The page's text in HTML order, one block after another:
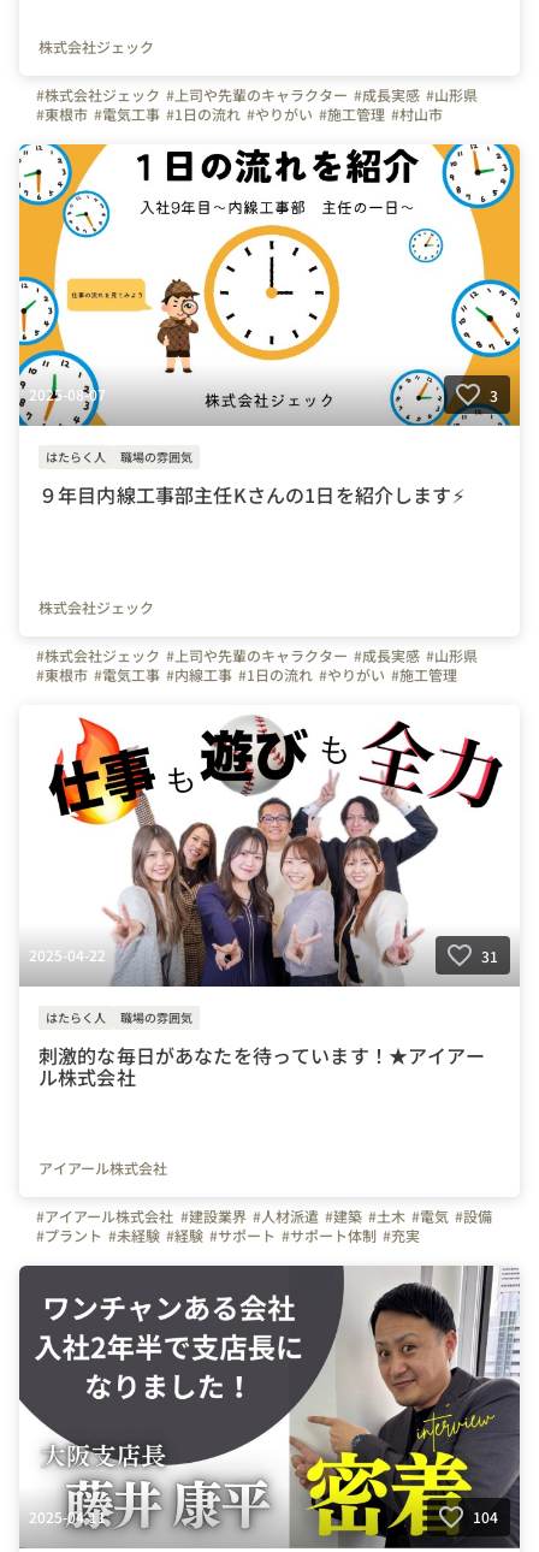
株式会社ジェック
#株式会社ジェック #上司や先輩のキャラクター #成長実感 #山形県
#東根市 #電気工事 #1日の流れ #やりがい #施工管理 #村山市
#電柱
#建て替え #電線
2025-08-07 3
はたらく人 職場の雰囲気
９年目内線工事部主任Kさんの1日を紹介します⚡
株式会社ジェック
#株式会社ジェック #上司や先輩のキャラクター #成長実感 #山形県
#東根市 #電気工事 #内線工事 #1日の流れ #やりがい #施工管理
2025-04-22 31
はたらく人 職場の雰囲気
刺激的な毎日があなたを待っています！★アイアー
ル株式会社
アイアール株式会社
#アイアール株式会社 #建設業界 #人材派遣 #建築 #土木 #電気 #設備
#プラント #未経験 #経験 #サポート #サポート体制 #充実
#在宅ワーク
#東京都
#神奈川県
#横浜市 #愛知県 #名古屋市 #大阪府 #梅田 #福岡県
#博多
#ホワイト #ホワイト企業認定 #管工事
2025-04-11 104